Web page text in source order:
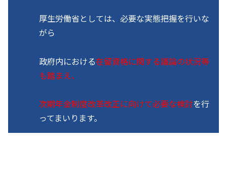
厚生労働省としては、必要な実態把握を行いな
がら
政府内における在留資格に関する議論の状況等
も踏まえ、
次期年金制度改革改正に向けて必要な検討を行
ってまいります。